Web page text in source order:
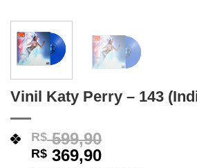
Vinil Katy Perry – 143
R$599,90
R$ 369,90